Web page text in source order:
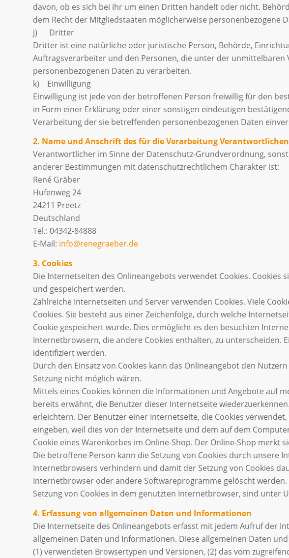
davon, ob es sich bei ihr um einen Dritten handelt oder nicht.
dem Recht der Mitgliedstaaten möglicherweise personenbezogene
j) Dritter
Dritter ist eine natürliche oder juristische Person, Behörde,
Auftragsverarbeiter und den Personen, die unter der
personenbezogenen Daten zu verarbeiten.
k) Einwilligung
Einwilligung ist jede von der betroffenen Person freiwillig für den
in Form einer Erklärung oder einer sonstigen eindeutigen
Verarbeitung der sie betreffenden personenbezogenen Daten
2. Name und Anschrift des für die Verarbeitung Verantwortlichen
Verantwortlicher im Sinne der Datenschutz-Grundverordnung,
anderer Bestimmungen mit datenschutzrechtlichem Charakter ist:
René Gräber
Hufenweg 24
24211 Preetz
Deutschland
Tel.: 04342-84888
E-Mail: info@renegraeber.de
3. Cookies
Die Internetseiten des Onlineangebots verwendet Cookies.
und gespeichert werden.
Zahlreiche Internetseiten und Server verwenden Cookies. Viele
Cookies. Sie besteht aus einer Zeichenfolge, durch welche
Cookie gespeichert wurde. Dies ermöglicht es den besuchten
Internetbrowsern, die andere Cookies enthalten, zu
identifiziert werden.
Durch den Einsatz von Cookies kann das Onlineangebot den
Setzung nicht möglich wären.
Mittels eines Cookies können die Informationen und Angebote auf
bereits erwähnt, die Benutzer dieser Internetseite
erleichtern. Der Benutzer einer Internetseite, die Cookies
eingeben, weil dies von der Internetseite und dem auf dem
Cookie eines Warenkorbes im Online-Shop. Der Online-Shop merkt
Die betroffene Person kann die Setzung von Cookies durch
Internetbrowsers verhindern und damit der Setzung von Cookies
Internetbrowser oder andere Softwareprogramme gelöscht
Setzung von Cookies in dem genutzten Internetbrowser, sind
4. Erfassung von allgemeinen Daten und Informationen
Die Internetseite des Onlineangebots erfasst mit jedem Aufruf der
allgemeinen Daten und Informationen. Diese allgemeinen Daten
(1) verwendeten Browsertypen und Versionen, (2) das vom